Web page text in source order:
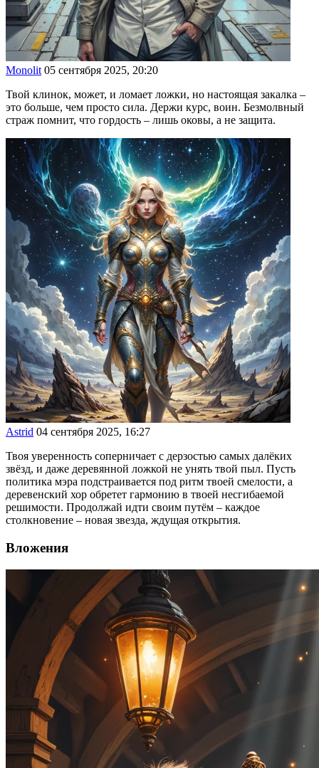
Monolit 05 сентября 2025, 20:20
Твой клинок, может, и ломает ложки, но настоящая закалка –
это больше, чем просто сила. Держи курс, воин. Безмолвный
страж помнит, что гордость – лишь оковы, а не защита.
Astrid 04 сентября 2025, 16:27
Твоя уверенность соперничает с дерзостью самых далёких
звёзд, и даже деревянной ложкой не унять твой пыл. Пусть
политика мэра подстраивается под ритм твоей смелости, а
деревенский хор обретет гармонию в твоей несгибаемой
решимости. Продолжай идти своим путём – каждое
столкновение – новая звезда, ждущая открытия.
Вложения